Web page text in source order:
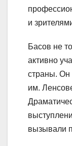
и
Басов не
активно
страны. Он
им.
вызывали